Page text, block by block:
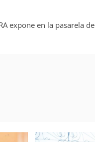
expone en la pasarela